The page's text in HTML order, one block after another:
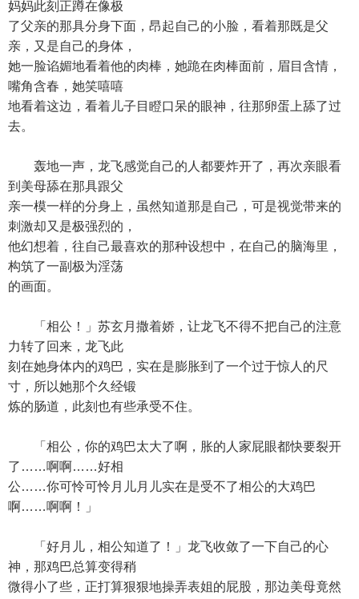
妈妈此刻正蹲在像极
了父亲的那具分身下面，昂起自己的小脸，看着那既是父
亲，又是自己的身体，
她一脸谄媚地看着他的肉棒，她跪在肉棒面前，眉目含情，
嘴角含春，她笑嘻嘻
地看着这边，看着儿子目瞪口呆的眼神，往那卵蛋上舔了过
去。
轰地一声，龙飞感觉自己的人都要炸开了，再次亲眼看
到美母舔在那具跟父
亲一模一样的分身上，虽然知道那是自己，可是视觉带来的
刺激却又是极强烈的，
他幻想着，往自己最喜欢的那种设想中，在自己的脑海里，
构筑了一副极为淫荡
的画面。
「相公！」苏玄月撒着娇，让龙飞不得不把自己的注意
力转了回来，龙飞此
刻在她身体内的鸡巴，实在是膨胀到了一个过于惊人的尺
寸，所以她那个久经锻
炼的肠道，此刻也有些承受不住。
「相公，你的鸡巴太大了啊，胀的人家屁眼都快要裂开
了……啊啊……好相
公……你可怜可怜月儿月儿实在是受不了相公的大鸡巴
啊……啊啊！」
「好月儿，相公知道了！」龙飞收敛了一下自己的心
神，那鸡巴总算变得稍
微得小了些，正打算狠狠地操弄表姐的屁股，那边美母竟然